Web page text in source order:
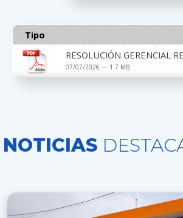
Tipo
RESOLUCIÓN GERENCIAL
07/07/2026 — 1.7 MB
NOTICIAS